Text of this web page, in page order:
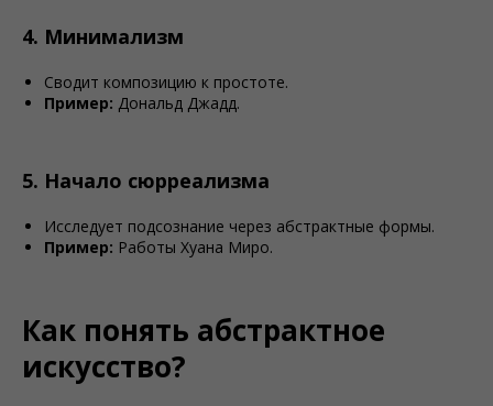
4. Минимализм
Сводит композицию к простоте.
Пример: Дональд Джадд.
5. Начало сюрреализма
Исследует подсознание через абстрактные формы.
Пример: Работы Хуана Миро.
Как понять абстрактное
искусство?